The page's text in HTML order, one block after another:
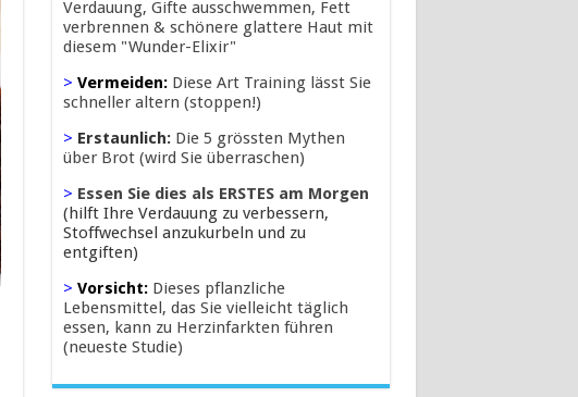
Verdauung, Gifte ausschwemmen, Fett
verbrennen & schönere glattere Haut mit
diesem "Wunder-Elixir"
> Vermeiden: Diese Art Training lässt Sie
schneller altern (stoppen!)
> Erstaunlich: Die 5 grössten Mythen
über Brot (wird Sie überraschen)
> Essen Sie dies als ERSTES am Morgen
(hilft Ihre Verdauung zu verbessern,
Stoffwechsel anzukurbeln und zu
entgiften)
> Vorsicht: Dieses pflanzliche
Lebensmittel, das Sie vielleicht täglich
essen, kann zu Herzinfarkten führen
(neueste Studie)